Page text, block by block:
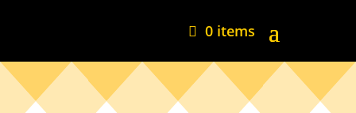
0 items